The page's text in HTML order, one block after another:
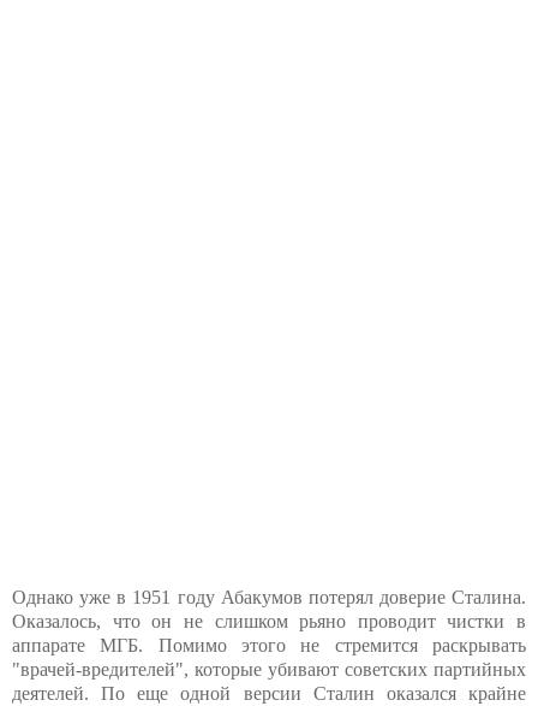
Однако уже в 1951 году Абакумов потерял доверие Сталина.
Оказалось, что он не слишком рьяно проводит чистки в
аппарате МГБ. Помимо этого не стремится раскрывать
"врачей-вредителей", которые убивают советских партийных
деятелей. По еще одной версии Сталин оказался крайне